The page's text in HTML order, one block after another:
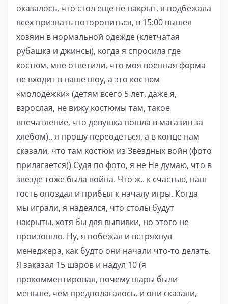
оказалось, что стол еще не накрыт, я подбежала
всех призвать поторопиться, в 15:00 вышел
хозяин в нормальной одежде (клетчатая
рубашка и джинсы), когда я спросила где
костюм, мне ответили, что моя военная форма
не входит в наше шоу, а это костюм
«молодежки» (детям всего 5 лет, даже я,
взрослая, не вижу костюмы там, такое
впечатление, что девушка пошла в магазин за
хлебом).. я прошу переодеться, а в конце нам
сказали, что там костюм из Звездных войн (фото
прилагается)) Судя по фото, я не Не думаю, что в
звезде тоже была война. Что ж.. к счастью, наш
гость опоздал и прибыл к началу игры. Когда
мы играли, я надеялся, что столы будут
накрыты, хотя бы для выпивки, но этого не
произошло. Ну, я побежал и встряхнул
менеджера, как будто они начали что-то делать.
Я заказал 15 шаров и надул 10 (я
прокомментировал, почему шары были
меньше, чем предполагалось, и они сказали,